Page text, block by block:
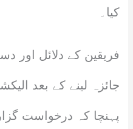
کیا۔
فریقین کے دلائل اور
جائزہ لینے کے بعد